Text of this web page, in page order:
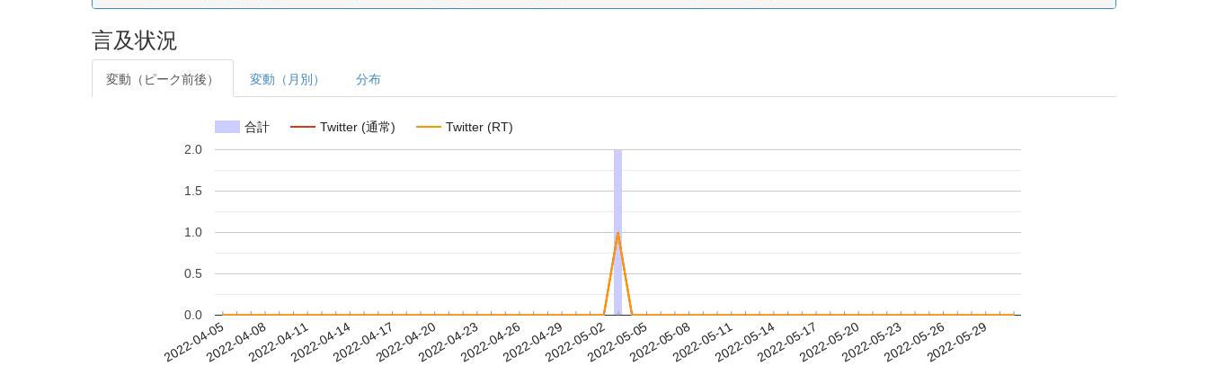
言及状況
変動（ピーク前後） 変動（月別） 分布
合計 Twitter (通常) Twitter (RT)
2022-04-052022-04-082022-04-112022-04-142022-04-172022-04-202022-04-232022-04-262022-04-292022-05-022022-05-052022-05-082022-05-112022-05-142022-05-172022-05-202022-05-232022-05-262022-05-29
0.0
0.5
1.0
1.5
2.0